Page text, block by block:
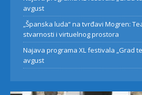
avgust
„Španska luda“ na tvrđavi Mogren:
stvarnosti i virtuelnog prostora
Najava programa XL festivala „Grad
avgust